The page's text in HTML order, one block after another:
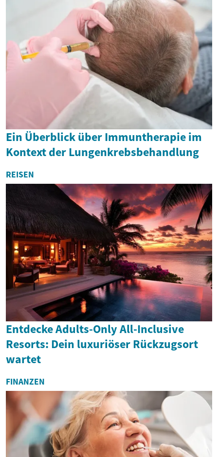
Ein Überblick über Immuntherapie im
Kontext der Lungenkrebsbehandlung
REISEN
Entdecke Adults-Only All-Inclusive
Resorts: Dein luxuriöser Rückzugsort
wartet
FINANZEN